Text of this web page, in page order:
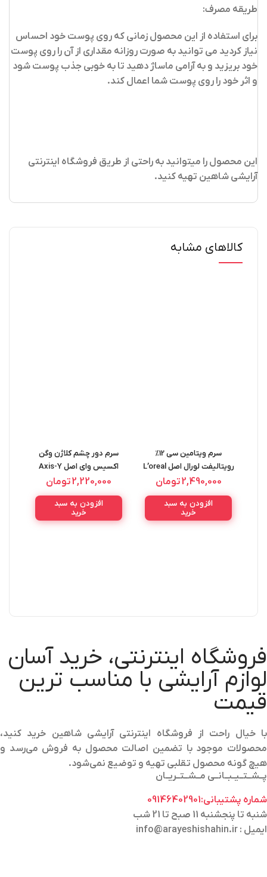
طریقه مصرف:
برای استفاده از این محصول زمانی که روی پوست خود احساس
نیاز کردید می توانید به صورت روزانه مقداری از آن را روی پوست
خود بریزید و به آرامی ماساژ دهید تا به خوبی جذب پوست شود
و اثر خود را روی پوست شما اعمال کند.
این محصول را میتوانید به راحتی از طریق فروشگاه اینترنتی
آرایشی شاهین تهیه کنید.
کالاهای مشابه
سرم ویتامین سی 12%
رویتالیفت لورال اصل L’oreal
Revitalift Vitamin C Serum
30Ml
2,490,000تومان
افزودن به سبد
خرید
سرم دور چشم کلاژن وگن
اکسیس وای اصل Axis-Y
Vegan Collagen Eye Serum
10ML
2,220,000تومان
افزودن به سبد
خرید
فروشگاه اینترنتی، خرید آسان
لوازم آرایشی با مناسب ترین
قیمت
با خیال راحت از فروشگاه اینترنتی آرایشی شاهین خرید کنید،
محصولات موجود با تضمین اصالت محصول به فروش می‌رسد و
هیچ گونه محصول تقلبی تهیه و توضیع نمی‌شود.
پــشــتــیــبــانــی مــشــتــریــان
شماره پشتیبانی:09146402901
شنبه تا پنجشنبه 11 صبح تا 21 شب
ایمیل : info@arayeshishahin.ir